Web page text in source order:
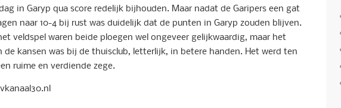
in Garyp qua score redelijk bijhouden. Maar nadat de Garipers een gat
naar 10-4 bij rust was duidelijk dat de punten in Garyp zouden blijven.
veldspel waren beide ploegen wel ongeveer gelijkwaardig, maar het
de kansen was bij de thuisclub, letterlijk, in betere handen. Het werd ten
ruime en verdiende zege.